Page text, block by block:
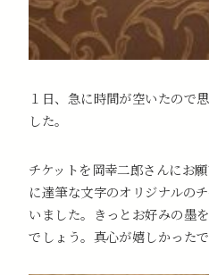
１日、急に時間が空いたので
した。
チケットを岡幸二郎さんにお
に達筆な文字のオリジナルの
いました。きっとお好みの墨
でしょう。真心が嬉しかったで